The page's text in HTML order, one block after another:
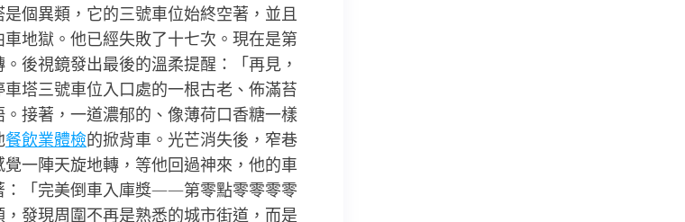
個異類，它的三號車位始終空著，並且
地獄。他已經失敗了十七次。現在是第
後視鏡發出最後的溫柔提醒：「再見，
塔三號車位入口處的一根古老、佈滿苔
接著，一道濃郁的、像薄荷口香糖一樣
餐飲業體檢的掀背車。光芒消失後，窄巷
一陣天旋地轉，等他回過神來，他的車
：「完美倒車入庫獎——第零點零零零零
發現周圍不再是熟悉的城市街道，而是